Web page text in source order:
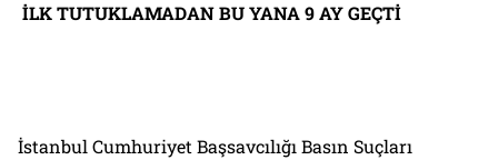
İLK TUTUKLAMADAN BU YANA 9 AY GEÇTİ
İstanbul Cumhuriyet Başsavcılığı Basın Suçları